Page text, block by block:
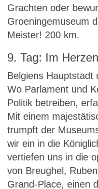
Grachten oder
Groeningemuseum
Meister! 200 km.
9. Tag: Im
Belgiens Hauptstadt
Wo Parlament und
Politik betreiben,
Mit einem
trumpft der
wir ein in die
vertiefen uns in die
von Breughel,
Grand-Place, einen